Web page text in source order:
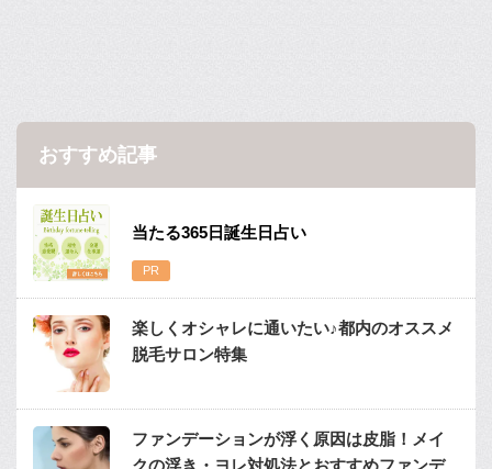
おすすめ記事
当たる365日誕生日占い
楽しくオシャレに通いたい♪都内のオススメ
脱毛サロン特集
ファンデーションが浮く原因は皮脂！メイ
クの浮き・ヨレ対処法とおすすめファンデ